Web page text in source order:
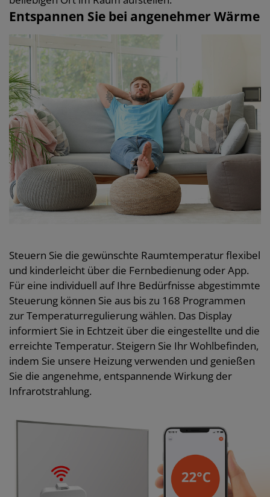
Entspannen Sie bei angenehmer Wärme
Steuern Sie die gewünschte Raumtemperatur flexibel
und kinderleicht über die Fernbedienung oder App.
Für eine individuell auf Ihre Bedürfnisse abgestimmte
Steuerung können Sie aus bis zu 168 Programmen
zur Temperaturregulierung wählen. Das Display
informiert Sie in Echtzeit über die eingestellte und die
erreichte Temperatur. Steigern Sie Ihr Wohlbefinden,
indem Sie unsere Heizung verwenden und genießen
Sie die angenehme, entspannende Wirkung der
Infrarotstrahlung.